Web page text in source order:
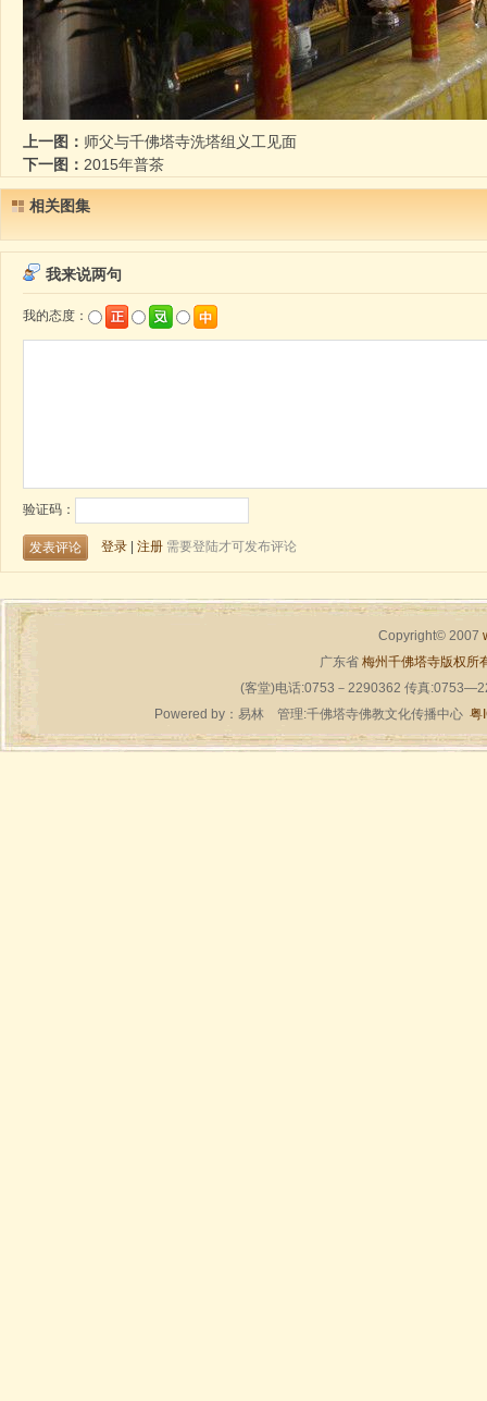
上一图： 师父与千佛塔寺洗塔组义工见面
下一图： 2015年普茶
相关图集
Copyright© 2007
广东省 梅州千佛塔寺版权所
(客堂)电话:0753－2290362 传真
Powered by： 易林管理:千佛塔寺佛教文化传播中心 粤